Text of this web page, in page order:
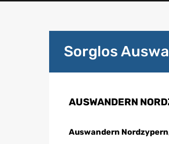
Sorglos
AUSWANDERN
Auswandern